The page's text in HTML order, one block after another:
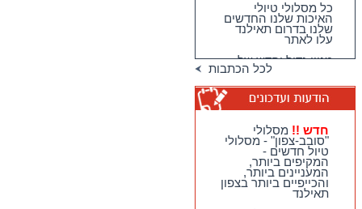
כל מסלולי טיולי
האיכות שלנו החדשים
שלנו בדרום תאילנד
עלו לאתר
מגוון גדול וחדש של
טיולי האיכות שלנו
טיולי יום מהואה הין -
מבחר גדול של
מסלולים כייפיים
וחווייתיים לנופשים
בהואה הין !!
חדש !!מסלולי
"סובב-צפון" - מסלולי
טיול חדשים - המקיפים
ביותר, המעניינים
לכל הכתבות
חדש !! מסלולי
"סובב-צפון" - מסלולי
טיול חדשים -
המקיפים ביותר,
המעניינים ביותר,
והכייפיים ביותר בצפון
תאילנד